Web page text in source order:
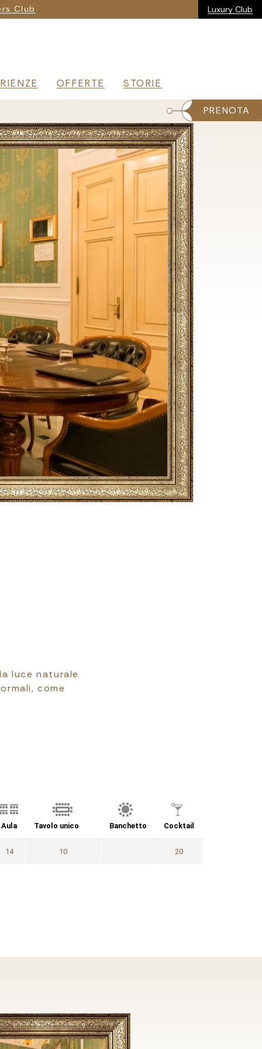
Club Luxury Club
OFFERTE STORIE
PRENOTA
luce naturale
come
Aula Tavolo unico Ordina in modo discendente
Banchetto Cocktail
14 10 20